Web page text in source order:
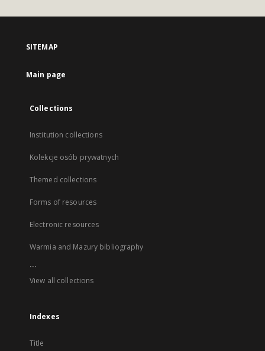
SITEMAP
Main page
Collections
Institution collections
Kolekcje osób prywatnych
Themed collections
Forms of resources
Electronic resources
Warmia and Mazury bibliography
...
View all collections
Indexes
Title